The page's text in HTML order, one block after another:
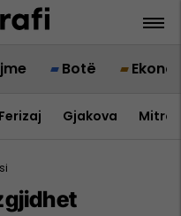
Botë
Ferizaj Gjakova